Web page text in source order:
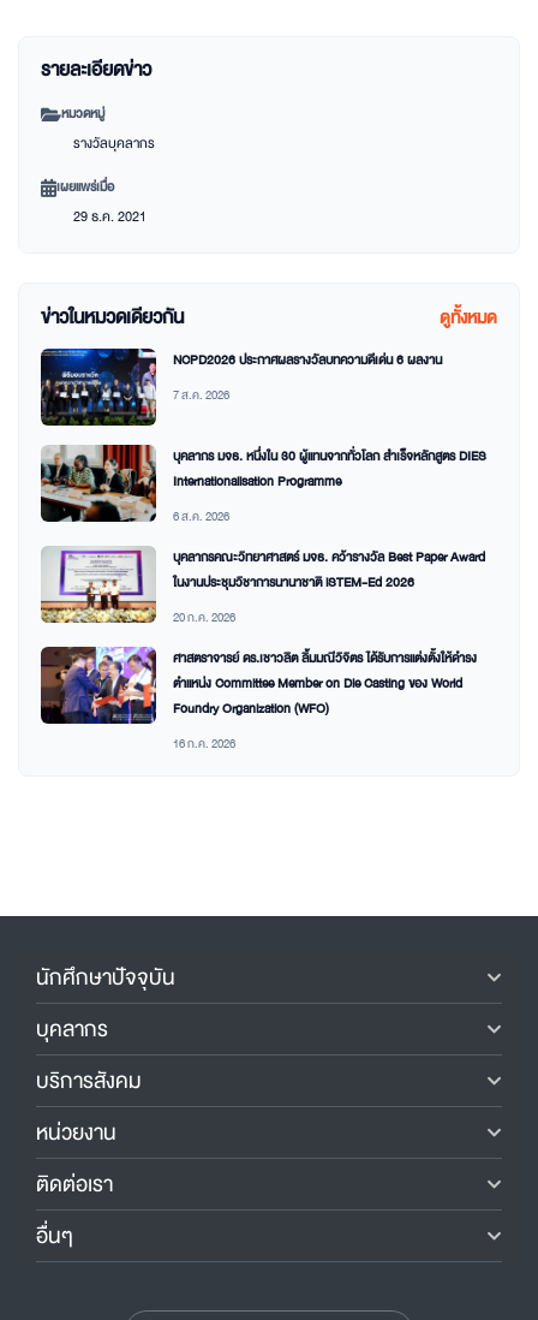
รายละเอียดข่าว
หมวดหมู่
รางวัลบุคลากร
เผยแพร่เมื่อ
29 ธ.ค. 2021
ข่าวในหมวดเดียวกัน ดูทั้งหมด
NCPD2026 ประกาศผลรางวัลบทความดีเด่น 6 ผลงาน
7 ส.ค. 2026
บุคลากร มจธ. หนึ่งใน 30 ผู้แทนจากทั่วโลก สำเร็จหลักสูตร DIES
Internationalisation Programme
6 ส.ค. 2026
บุคลากรคณะวิทยาศาสตร์ มจธ. คว้ารางวัล Best Paper Award
ในงานประชุมวิชาการนานาชาติ iSTEM-Ed 2026
20 ก.ค. 2026
ศาสตราจารย์ ดร.เชาวลิต ลิ้มมณีวิจิตร ได้รับการแต่งตั้งให้ดำรง
ตำแหน่ง Committee Member on Die Casting ของ World
Foundry Organization (WFO)
16 ก.ค. 2026
นักศึกษาปัจจุบัน
บุคลากร
บริการสังคม
หน่วยงาน
ติดต่อเรา
อื่นๆ